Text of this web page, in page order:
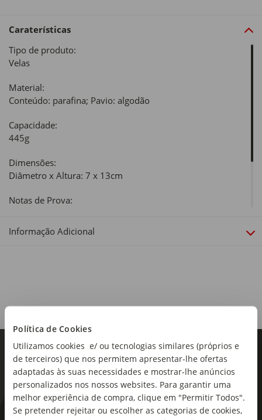
Política de Cookies
Utilizamos cookies e/ ou tecnologias similares (próprios e
de terceiros) que nos permitem apresentar-lhe ofertas
adaptadas às suas necessidades e mostrar-lhe anúncios
personalizados nos nossos websites. Para garantir uma
melhor experiência de compra, clique em "Permitir Todos".
Se pretender rejeitar ou escolher as categorias de cookies,
Caraterísticas
Tipo de produto:
Velas
Material:
Conteúdo: parafina; Pavio: algodão
Capacidade:
445g
Dimensões:
Diâmetro x Altura: 7 x 13cm
Notas de Prova:
Utilização:
Informação Adicional